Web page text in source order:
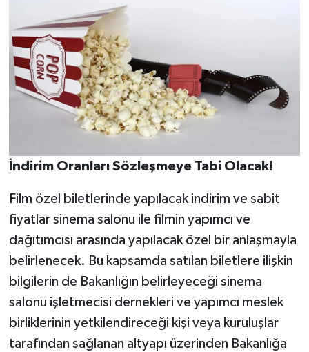
İndirim Oranları Sözleşmeye Tabi Olacak!
Film özel biletlerinde yapılacak indirim ve sabit
fiyatlar sinema salonu ile filmin yapımcı ve
dağıtımcısı arasında yapılacak özel bir anlaşmayla
belirlenecek. Bu kapsamda satılan biletlere ilişkin
bilgilerin de Bakanlığın belirleyeceği sinema
salonu işletmecisi dernekleri ve yapımcı meslek
birliklerinin yetkilendireceği kişi veya kuruluşlar
tarafından sağlanan altyapı üzerinden Bakanlığa